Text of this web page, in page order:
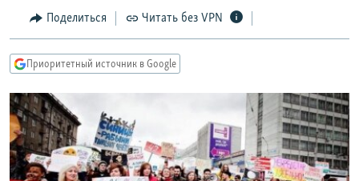
Вернутся
поиску
КУЛЬТУРА
КАВКАЗ.РЕАЛИИ
СЕВЕР.РЕАЛИИ
СИБИРЬ.РЕАЛИИ
РАСПИСАНИЕ ВЕЩАНИЯ
Поделиться Читать без VPN
Приоритетный источник в Google